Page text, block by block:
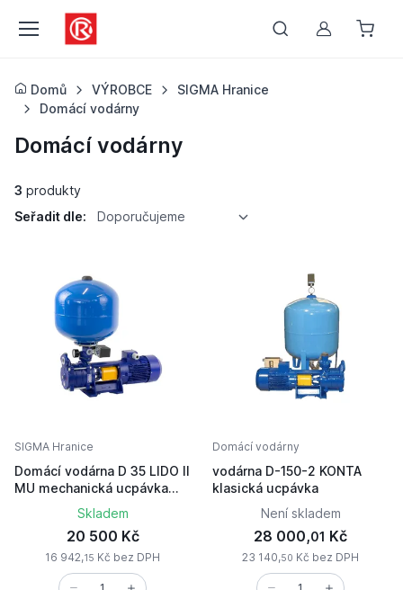
Můj účet
Domů VÝROBCE
SIGMA Hranice
Domácí vodárny
Domácí vodárny
3 produkty
Seřadit dle:
Doporučujeme
SIGMA Hranice
Domácí vodárna D 35 LIDO II
MU mechanická ucpávka
380V 1,5kW
Skladem
20 500 Kč
16 942,15 Kč bez DPH
Domácí vodárny
vodárna D-150-2 KONTA
klasická ucpávka
Není skladem
28 000,01 Kč
23 140,50 Kč bez DPH